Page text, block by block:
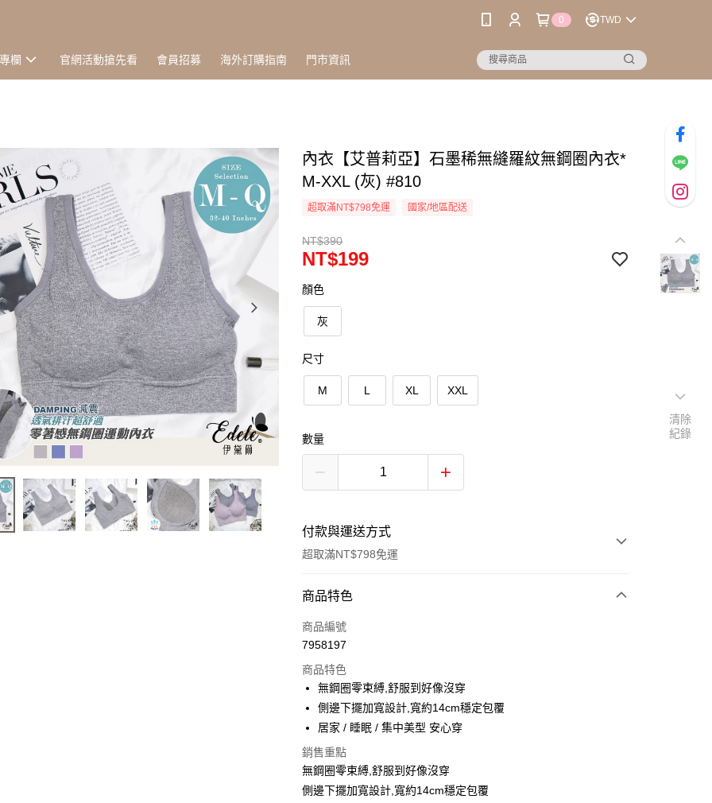
0 TWD
欄 官網活動搶先看 會員招募 海外訂購指南 門市資訊
內衣【艾普莉亞】石墨稀無縫羅紋無鋼圈內衣*
M-XXL (灰) #810
超取滿NT$798免運 國家/地區配送
NT$390
NT$199
顏色
灰
尺寸
M L XL XXL
數量
付款與運送方式
超取滿NT$798免運
付款方式
信用卡一次付款
LINE Pay
Apple Pay
悠遊付
商品特色
商品編號
7958197
商品特色
無鋼圈零束縛,舒服到好像沒穿
側邊下擺加寬設計,寬約14cm穩定包覆
居家 / 睡眠 / 集中美型 安心穿
銷售重點
無鋼圈零束縛,舒服到好像沒穿
側邊下擺加寬設計,寬約14cm穩定包覆
清除
紀錄